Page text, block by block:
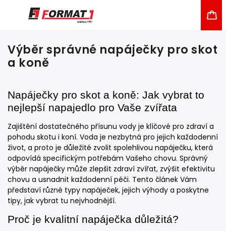
Výběr správné napáječky pro skot
a koně
Napáječky pro skot a koně: Jak vybrat to
nejlepší napajedlo pro Vaše zvířata
Zajištění dostatečného přísunu vody je klíčové pro zdraví a
pohodu skotu i koní. Voda je nezbytná pro jejich každodenní
život, a proto je důležité zvolit spolehlivou napáječku, která
odpovídá specifickým potřebám Vašeho chovu. Správný
výběr napáječky může zlepšit zdraví zvířat, zvýšit efektivitu
chovu a usnadnit každodenní péči. Tento článek Vám
představí různé typy napáječek, jejich výhody a poskytne
tipy, jak vybrat tu nejvhodnější.
Proč je kvalitní napáječka důležitá?